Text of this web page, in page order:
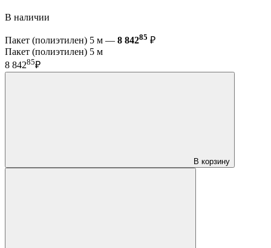
В наличии
Пакет (полиэтилен) 5 м — 8 84285 ₽
Пакет (полиэтилен) 5 м
8 84285₽
В корзину